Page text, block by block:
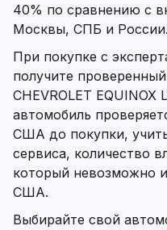
40% по сравнению с
Москвы, СПБ и России.
При покупке с
получите
CHEVROLET
автомобиль
США до покупки,
сервиса, количество
который невозможно
США.
Выбирайте свой